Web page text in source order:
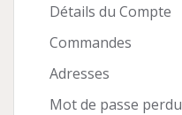
Détails du Compte
Commandes
Adresses
Mot de passe perdu